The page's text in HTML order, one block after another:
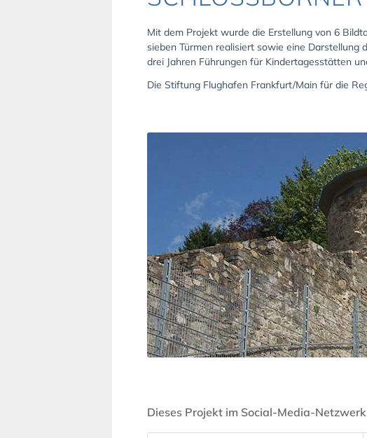
Mit dem Projekt wurde die Erstellung von 6
sieben Türmen realisiert sowie eine
drei Jahren Führungen für Kindertagesstätten
Die Stiftung Flughafen Frankfurt/Main für die
Dieses Projekt im Social-Media-